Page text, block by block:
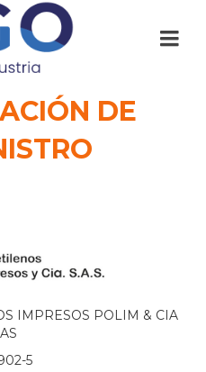
DE
IMPRESOS POLIM & CIA
5